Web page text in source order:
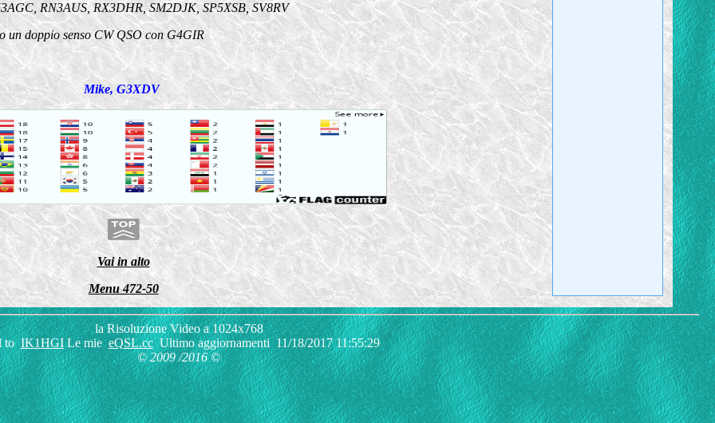
RN3AUS, RX3DHR, SM2DJK, SP5XSB, SV8RV
doppio senso CW QSO con G4GIR
Mike, G3XDV
Vai in alto
Menu 472-50
la Risoluzione Video a 1024x768
toIK1HGILe mieeQSL.ccUltimo aggiornamenti11/18/2017 11:55:29
© 2009 /2016 ©